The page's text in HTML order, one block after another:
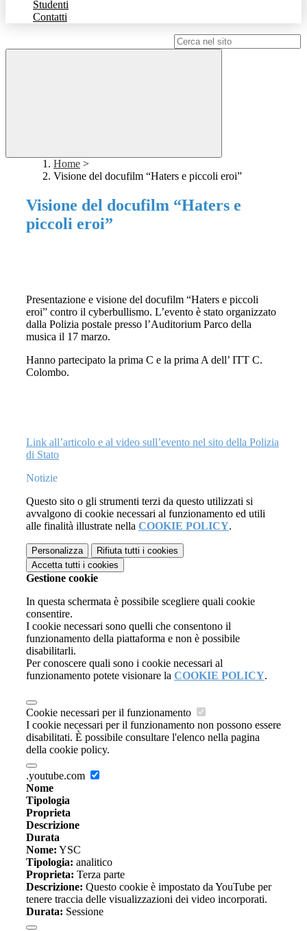
Studenti
Contatti
Home >
Visione del docufilm “Haters e piccoli eroi”
Visione del docufilm “Haters e
piccoli eroi”
Presentazione e visione del docufilm “Haters e piccoli
eroi” contro il cyberbullismo. L’evento è stato organizzato
dalla Polizia postale presso l’Auditorium Parco della
musica il 17 marzo.
Hanno partecipato la prima C e la prima A dell’ ITT C.
Colombo.
Link all’articolo e al video sull’evento nel sito della Polizia
di Stato
Notizie
Questo sito o gli strumenti terzi da questo utilizzati si
avvalgono di cookie necessari al funzionamento ed utili
alle finalità illustrate nella COOKIE POLICY.
Personalizza Rifiuta tutti i cookies
Accetta tutti i cookies
Gestione cookie
In questa schermata è possibile scegliere quali cookie
consentire.
I cookie necessari sono quelli che consentono il
funzionamento della piattaforma e non è possibile
disabilitarli.
Per conoscere quali sono i cookie necessari al
funzionamento potete visionare la COOKIE POLICY.
Cookie necessari per il funzionamento
I cookie necessari per il funzionamento non possono essere
disabilitati. È possibile consultare l'elenco nella pagina
della cookie policy.
.youtube.com
Nome
Tipologia
Proprieta
Descrizione
Durata
Nome: YSC
Tipologia: analitico
Proprieta: Terza parte
Descrizione: Questo cookie è impostato da YouTube per
tenere traccia delle visualizzazioni dei video incorporati.
Durata: Sessione